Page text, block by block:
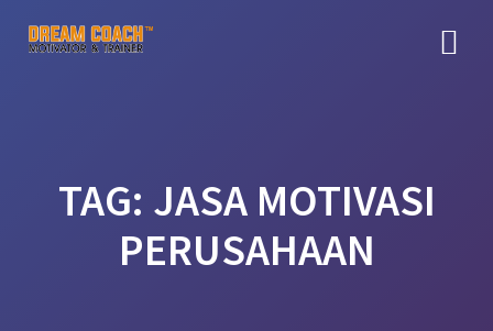
TAG: JASA MOTIVASI
PERUSAHAAN